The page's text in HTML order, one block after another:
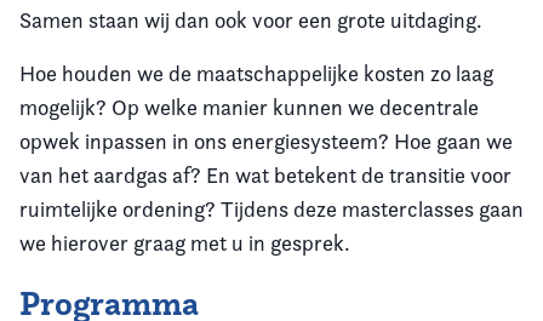
Samen staan wij dan ook voor een grote uitdaging.
Hoe houden we de maatschappelijke kosten zo laag
mogelijk? Op welke manier kunnen we decentrale
opwek inpassen in ons energiesysteem? Hoe gaan we
van het aardgas af? En wat betekent de transitie voor
ruimtelijke ordening? Tijdens deze masterclasses gaan
we hierover graag met u in gesprek.
Programma